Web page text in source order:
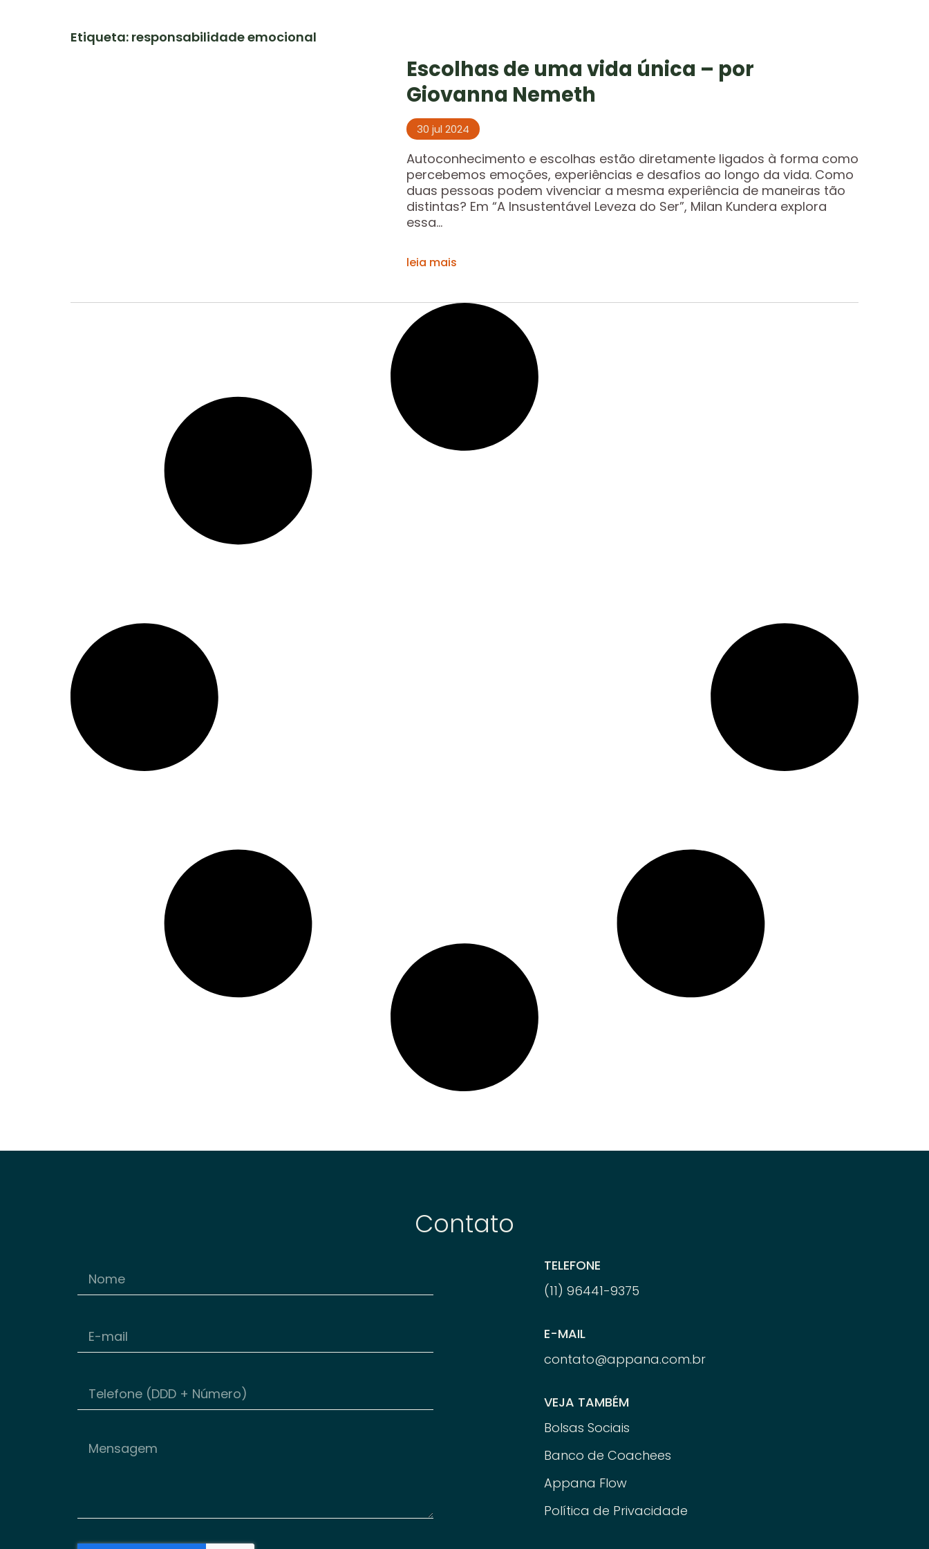
Etiqueta: responsabilidade emocional
Escolhas de uma vida única – por
Giovanna Nemeth
30 jul 2024
Autoconhecimento e escolhas estão diretamente ligados à forma como
percebemos emoções, experiências e desafios ao longo da vida. Como
duas pessoas podem vivenciar a mesma experiência de maneiras tão
distintas? Em “A Insustentável Leveza do Ser”, Milan Kundera explora
essa...
leia mais
Contato
TELEFONE
(11) 96441-9375
E-MAIL
contato@appana.com.br
VEJA TAMBÉM
Bolsas Sociais
Banco de Coachees
Appana Flow
Política de Privacidade